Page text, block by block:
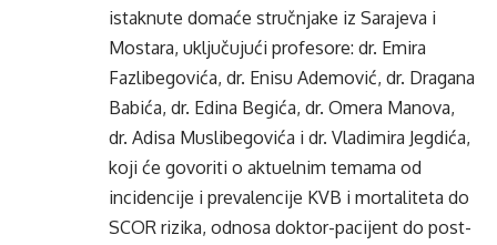
istaknute domaće stručnjake iz Sarajeva i
Mostara, uključujući profesore: dr. Emira
Fazlibegovića, dr. Enisu Ademović, dr. Dragana
Babića, dr. Edina Begića, dr. Omera Manova,
dr. Adisa Muslibegovića i dr. Vladimira Jegdića,
koji će govoriti o aktuelnim temama od
incidencije i prevalencije KVB i mortaliteta do
SCOR rizika, odnosa doktor-pacijent do post-